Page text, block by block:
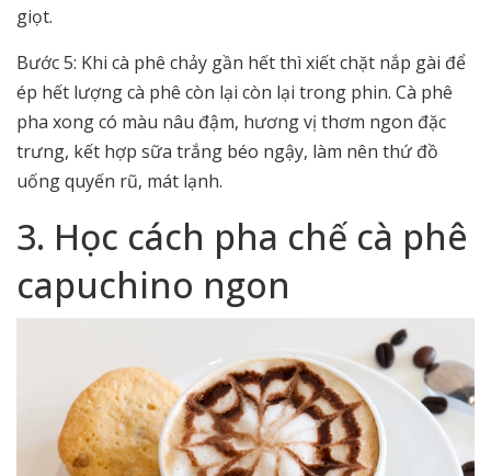
giọt.
Bước 5: Khi cà phê chảy gần hết thì xiết chặt nắp gài để
ép hết lượng cà phê còn lại còn lại trong phin. Cà phê
pha xong có màu nâu đậm, hương vị thơm ngon đặc
trưng, kết hợp sữa trắng béo ngậy, làm nên thứ đồ
uống quyến rũ, mát lạnh.
3. Học cách pha chế cà phê
capuchino ngon